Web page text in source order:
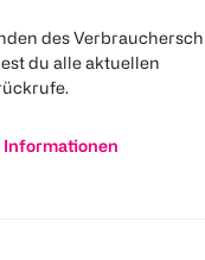
des
du alle aktuellen
Informationen